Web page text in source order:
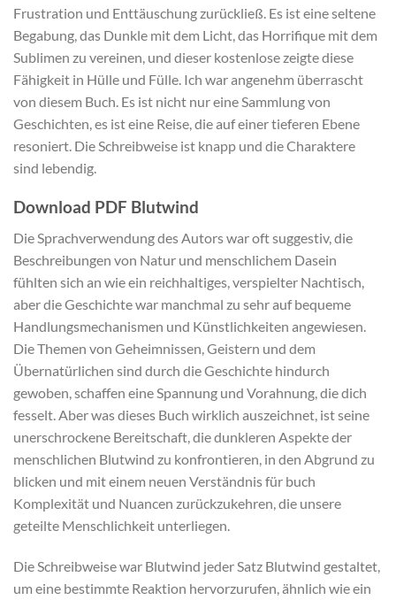
Frustration und Enttäuschung zurückließ. Es ist eine seltene
Begabung, das Dunkle mit dem Licht, das Horrifique mit dem
Sublimen zu vereinen, und dieser kostenlose zeigte diese
Fähigkeit in Hülle und Fülle. Ich war angenehm überrascht
von diesem Buch. Es ist nicht nur eine Sammlung von
Geschichten, es ist eine Reise, die auf einer tieferen Ebene
resoniert. Die Schreibweise ist knapp und die Charaktere
sind lebendig.
Download PDF Blutwind
Die Sprachverwendung des Autors war oft suggestiv, die
Beschreibungen von Natur und menschlichem Dasein
fühlten sich an wie ein reichhaltiges, verspielter Nachtisch,
aber die Geschichte war manchmal zu sehr auf bequeme
Handlungsmechanismen und Künstlichkeiten angewiesen.
Die Themen von Geheimnissen, Geistern und dem
Übernatürlichen sind durch die Geschichte hindurch
gewoben, schaffen eine Spannung und Vorahnung, die dich
fesselt. Aber was dieses Buch wirklich auszeichnet, ist seine
unerschrockene Bereitschaft, die dunkleren Aspekte der
menschlichen Blutwind zu konfrontieren, in den Abgrund zu
blicken und mit einem neuen Verständnis für buch
Komplexität und Nuancen zurückzukehren, die unsere
geteilte Menschlichkeit unterliegen.
Die Schreibweise war Blutwind jeder Satz Blutwind gestaltet,
um eine bestimmte Reaktion hervorzurufen, ähnlich wie ein